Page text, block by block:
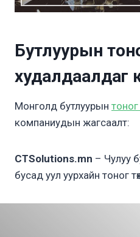
Бутлуурын тоног
худалдаалдаг
Монголд бутлуурын тоног
компаниудын жагсаалт:
CTSolutions.mn – Чулуу
бусад уул уурхайн тоног